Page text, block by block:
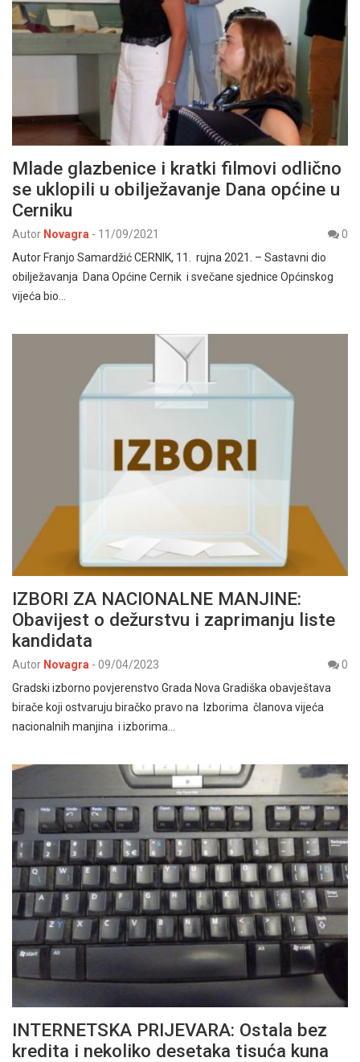
Mlade glazbenice i kratki filmovi odlično
se uklopili u obilježavanje Dana općine u
Cerniku
Autor Novagra - 11/09/2021
0
Autor Franjo Samardžić CERNIK, 11. rujna 2021. – Sastavni dio
obilježavanja Dana Općine Cernik i svečane sjednice Općinskog
vijeća bio…
IZBORI ZA NACIONALNE MANJINE:
Obavijest o dežurstvu i zaprimanju liste
kandidata
Autor Novagra - 09/04/2023
0
Gradski izborno povjerenstvo Grada Nova Gradiška obavještava
birače koji ostvaruju biračko pravo na Izborima članova vijeća
nacionalnih manjina i izborima…
INTERNETSKA PRIJEVARA: Ostala bez
kredita i nekoliko desetaka tisuća kuna